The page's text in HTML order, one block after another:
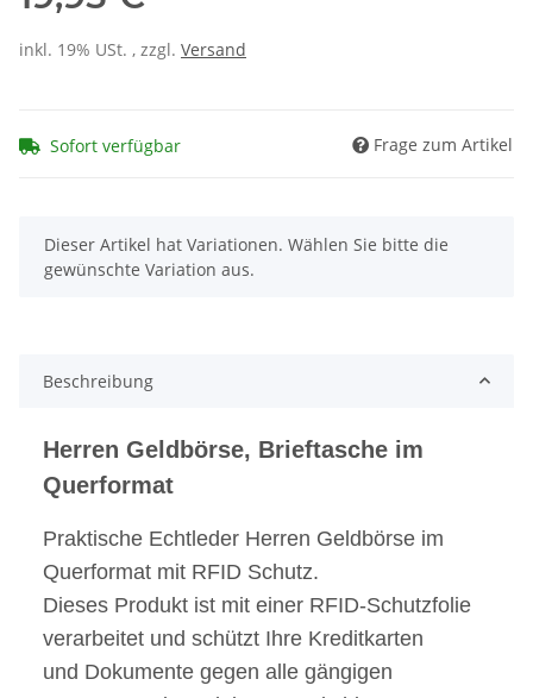
inkl. 19% USt. , zzgl. Versand
Sofort verfügbar Frage zum Artikel
x
Dieser Artikel hat Variationen. Wählen Sie bitte die
gewünschte Variation aus.
Beschreibung
Herren Geldbörse, Brieftasche im
Querformat
Praktische Echtleder Herren Geldbörse im
Querformat mit RFID Schutz.
Dieses Produkt ist mit einer RFID-Schutzfolie
verarbeitet und schützt Ihre Kreditkarten
und Dokumente gegen alle gängigen